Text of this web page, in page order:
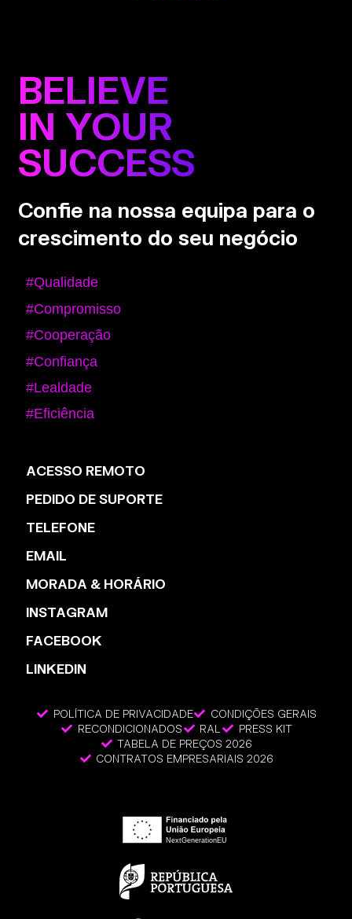
BELIEVE
IN YOUR
SUCCESS
Confie na nossa equipa para o
crescimento do seu negócio
#Qualidade
#Compromisso
#Cooperação
#Confiança
#Lealdade
#Eficiência
ACESSO REMOTO
PEDIDO DE SUPORTE
TELEFONE
EMAIL
MORADA & HORÁRIO
INSTAGRAM
FACEBOOK
LINKEDIN
POLÍTICA DE PRIVACIDADE
CONDIÇÕES GERAIS
RECONDICIONADOS
RAL
PRESS KIT
TABELA DE PREÇOS 2026
CONTRATOS EMPRESARIAIS 2026